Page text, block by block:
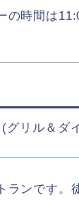
の時間は
リル＆ダ
ランです。